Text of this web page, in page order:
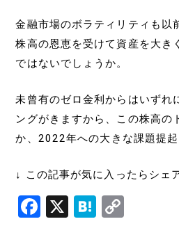
金融市場のボラティリティも以
株高の恩恵を受けて資産を大き
ではないでしょうか。
未曾有のゼロ金利からはいずれ
ングがきますから、この株高の
か、2022年への大きな課題提起
↓ この記事が気に入ったらシェ
F
X
H